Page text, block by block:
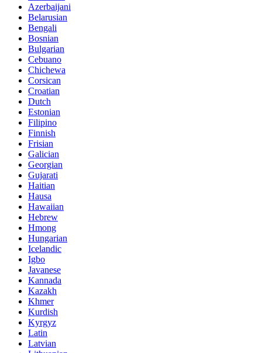
Azerbaijani
Belarusian
Bengali
Bosnian
Bulgarian
Cebuano
Chichewa
Corsican
Croatian
Dutch
Estonian
Filipino
Finnish
Frisian
Galician
Georgian
Gujarati
Haitian
Hausa
Hawaiian
Hebrew
Hmong
Hungarian
Icelandic
Igbo
Javanese
Kannada
Kazakh
Khmer
Kurdish
Kyrgyz
Latin
Latvian